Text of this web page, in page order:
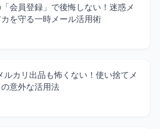
会員登録」で後悔しない！迷惑メ
を守る一時メール活用術
ルカリ出品も怖くない！使い捨てメ
意外な活用法